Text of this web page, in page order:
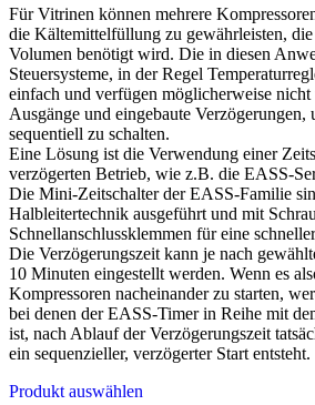
Für Vitrinen können mehrere
die Kältemittelfüllung zu gewährleisten,
Volumen benötigt wird. Die in diesen
Steuersysteme, in der Regel
einfach und verfügen möglicherweise nicht
Ausgänge und eingebaute Verzögerungen,
sequentiell zu schalten.
Eine Lösung ist die Verwendung einer
verzögerten Betrieb, wie z.B. die EASS-
Die Mini-Zeitschalter der EASS-Familie
Halbleitertechnik ausgeführt und mit
Schnellanschlussklemmen für eine
Die Verzögerungszeit kann je nach
10 Minuten eingestellt werden. Wenn es
Kompressoren nacheinander zu starten,
bei denen der EASS-Timer in Reihe mit
ist, nach Ablauf der Verzögerungszeit
ein sequenzieller, verzögerter Start entsteht.
Produkt auswählen